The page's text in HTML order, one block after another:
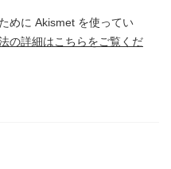
めに Akismet を使ってい
の詳細はこちらをご覧くだ